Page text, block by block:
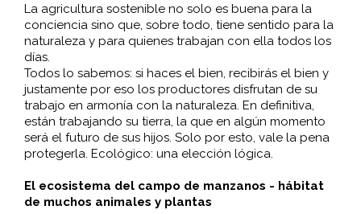
La agricultura sostenible no solo es buena para la
conciencia sino que, sobre todo, tiene sentido para la
naturaleza y para quienes trabajan con ella todos los
días.
Todos lo sabemos: si haces el bien, recibirás el bien y
justamente por eso los productores disfrutan de su
trabajo en armonía con la naturaleza. En definitiva,
están trabajando su tierra, la que en algún momento
será el futuro de sus hijos. Solo por esto, vale la pena
protegerla. Ecológico: una elección lógica.
El ecosistema del campo de manzanos - hábitat
de muchos animales y plantas